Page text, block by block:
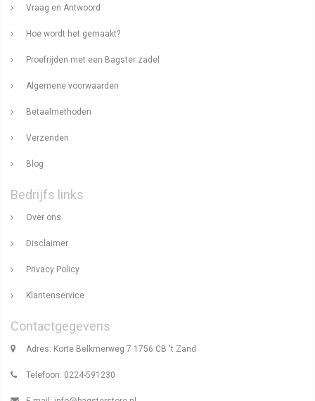
Vraag en Antwoord
Hoe wordt het gemaakt?
Proefrijden met een Bagster zadel
Algemene voorwaarden
Betaalmethoden
Verzenden
Blog
Bedrijfs links
Over ons
Disclaimer
Privacy Policy
Klantenservice
Contactgegevens
Adres: Korte Belkmerweg 7 1756 CB 't Zand
Telefoon: 0224-591230